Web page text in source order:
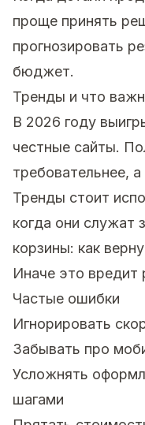
проще принять
прогнозировать
бюджет.
Тренды и что
В 2026 году
честные сайты.
требовательнее,
Тренды стоит
когда они служат
корзины: как
Иначе это вредит
Частые ошибки
Игнорировать
Забывать про
Усложнять
шагами